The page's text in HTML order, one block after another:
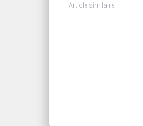
Article similaire